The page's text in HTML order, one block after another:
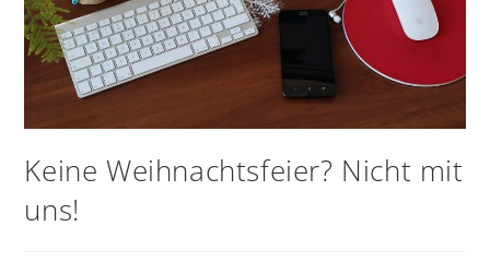
Keine Weihnachtsfeier? Nicht mit
uns!